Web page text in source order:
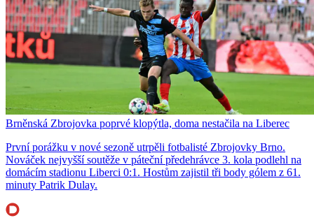
Brněnská Zbrojovka poprvé klopýtla, doma nestačila na Liberec
První porážku v nové sezoně utrpěli fotbalisté Zbrojovky Brno.
Nováček nejvyšší soutěže v páteční předehrávce 3. kola podlehl na
domácím stadionu Liberci 0:1. Hostům zajistil tři body gólem z 61.
minuty Patrik Dulay.